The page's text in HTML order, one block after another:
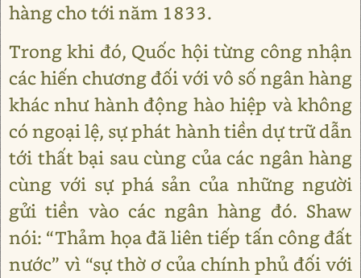
hàng cho tới năm 1833.
Trong khi đó, Quốc hội từng công nhận
các hiến chương đối với vô số ngân hàng
khác như hành động hào hiệp và không
có ngoại lệ, sự phát hành tiền dự trữ dẫn
tới thất bại sau cùng của các ngân hàng
cùng với sự phá sản của những người
gửi tiền vào các ngân hàng đó. Shaw
nói: “Thảm họa đã liên tiếp tấn công đất
nước” vì “sự thờ ơ của chính phủ đối với